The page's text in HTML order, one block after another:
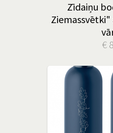
Zīdaiņu
Ziemassvētki"
€